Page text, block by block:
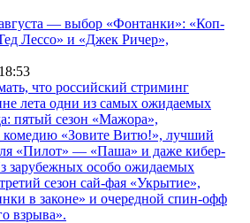
августа — выбор «Фонтанки»: «Коп-
Лессо» и «Джек Ричер»,
18:53
что российский стриминг
лета одни из самых ожидаемых
пятый сезон «Мажора»,
комедию «Зовите Витю!», лучший
«Пилот» — «Паша» и даже кибер-
зарубежных особо ожидаемых
сезон сай-фая «Укрытие»,
в законе» и очередной спин-офф
взрыва».